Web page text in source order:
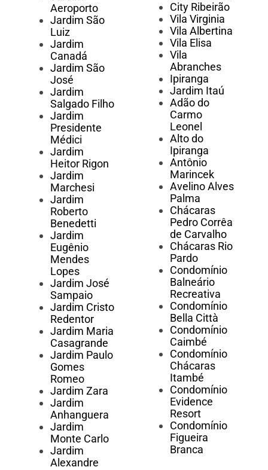
Aeroporto
Jardim São
Luiz
Jardim
Canadá
Jardim São
José
Jardim
Salgado Filho
Jardim
Presidente
Médici
Jardim
Heitor Rigon
Jardim
Marchesi
Jardim
Roberto
Benedetti
Jardim
Eugênio
Mendes
Lopes
Jardim José
Sampaio
Jardim Cristo
Redentor
Jardim Maria
Casagrande
Jardim Paulo
Gomes
Romeo
Jardim Zara
Jardim
Anhanguera
Jardim
Monte Carlo
Jardim
Alexandre
City Ribeirão
Vila Virginia
Vila Albertina
Vila Elisa
Vila
Abranches
Ipiranga
Jardim Itaú
Adão do
Carmo
Leonel
Alto do
Ipiranga
Antônio
Marincek
Avelino Alves
Palma
Chácaras
Pedro Corrêa
de Carvalho
Chácaras Rio
Pardo
Condomínio
Balneário
Recreativa
Condomínio
Bella Città
Condomínio
Caimbé
Condomínio
Chácaras
Itambé
Condomínio
Evidence
Resort
Condomínio
Figueira
Branca